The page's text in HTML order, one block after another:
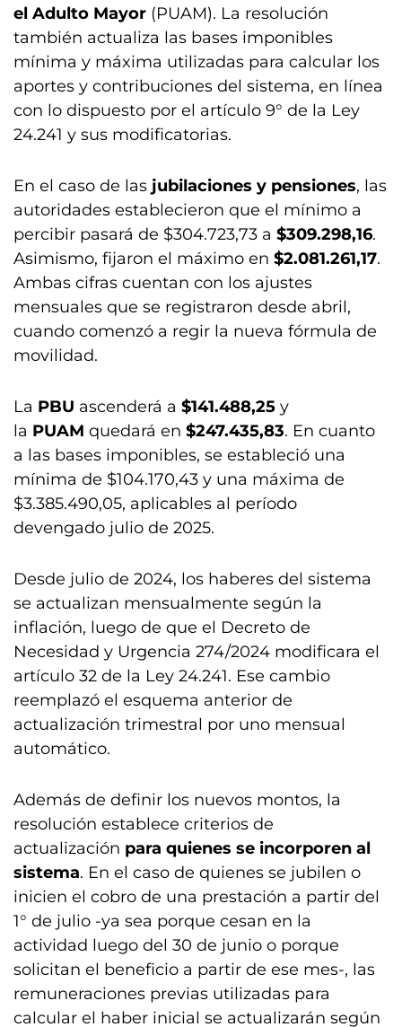
el Adulto Mayor (PUAM). La resolución
también actualiza las bases imponibles
mínima y máxima utilizadas para calcular los
aportes y contribuciones del sistema, en línea
con lo dispuesto por el artículo 9° de la Ley
24.241 y sus modificatorias.
En el caso de las jubilaciones y pensiones, las
autoridades establecieron que el mínimo a
percibir pasará de $304.723,73 a $309.298,16.
Asimismo, fijaron el máximo en $2.081.261,17.
Ambas cifras cuentan con los ajustes
mensuales que se registraron desde abril,
cuando comenzó a regir la nueva fórmula de
movilidad.
La PBU ascenderá a $141.488,25 y
la PUAM quedará en $247.435,83. En cuanto
a las bases imponibles, se estableció una
mínima de $104.170,43 y una máxima de
$3.385.490,05, aplicables al período
devengado julio de 2025.
Desde julio de 2024, los haberes del sistema
se actualizan mensualmente según la
inflación, luego de que el Decreto de
Necesidad y Urgencia 274/2024 modificara el
artículo 32 de la Ley 24.241. Ese cambio
reemplazó el esquema anterior de
actualización trimestral por uno mensual
automático.
Además de definir los nuevos montos, la
resolución establece criterios de
actualización para quienes se incorporen al
sistema. En el caso de quienes se jubilen o
inicien el cobro de una prestación a partir del
1° de julio -ya sea porque cesan en la
actividad luego del 30 de junio o porque
solicitan el beneficio a partir de ese mes-, las
remuneraciones previas utilizadas para
calcular el haber inicial se actualizarán según